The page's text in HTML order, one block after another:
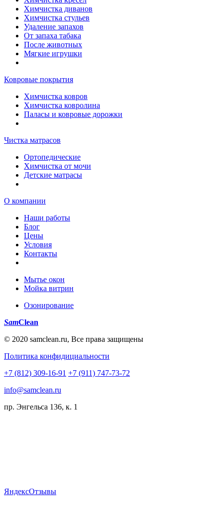
Химчистка диванов
Химчистка стульев
Удаление запахов
От запаха табака
После животных
Мягкие игрушки
Ковровые покрытия
Химчистка ковров
Химчистка ковролина
Паласы и ковровые дорожки
Чистка матрасов
Ортопедические
Химчистка от мочи
Детские матрасы
О компании
Наши работы
Блог
Цены
Условия
Контакты
Мытье окон
Мойка витрин
Озонирование
SamClean
© 2020 samclean.ru, Все права защищены
Политика конфидициальности
+7 (812) 309-16-91 +7 (911) 747-73-72
info@samclean.ru
пр. Энгельса 136, к. 1
ЯндексОтзывы